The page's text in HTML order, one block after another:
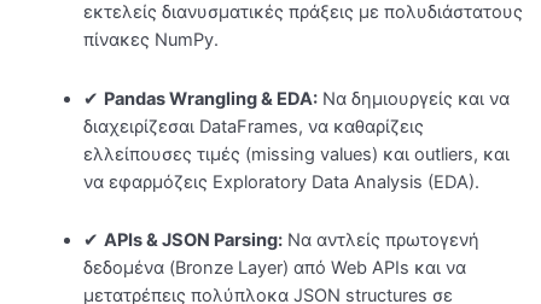
εκτελείς διανυσματικές πράξεις με πολυδιάστατους
πίνακες NumPy.
✔ Pandas Wrangling & EDA: Να δημιουργείς και να
διαχειρίζεσαι DataFrames, να καθαρίζεις
ελλείπουσες τιμές (missing values) και outliers, και
να εφαρμόζεις Exploratory Data Analysis (EDA).
✔APIs & JSON Parsing: Να αντλείς πρωτογενή
δεδομένα (Bronze Layer) από Web APIs και να
μετατρέπεις πολύπλοκα JSON structures σε